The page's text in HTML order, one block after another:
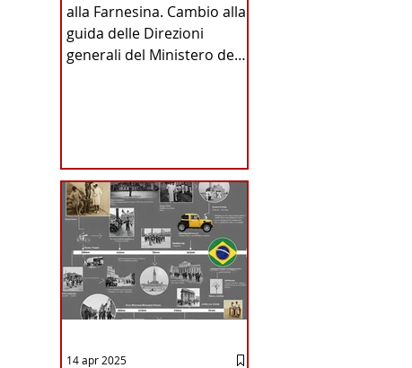
alla Farnesina. Cambio alla
guida delle Direzioni
generali del Ministero degli
proposte dal ministro
Antonio Tajani . NUOVA
DIREZIONE GENERALE
DELLA FARNESINA
14 apr 2025